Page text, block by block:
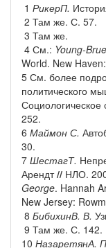
1 РикерП.
2 Там же. С. 57.
3 Там же.
4 См.: Young-
World. New
5 См. более
политического
252.
6 Маймон С.
30.
7 ШестагТ.
Арендт// НЛО.
George. Hannah
New Jersey:
8 БибихинВ. В.
9 Там же. С. 142.
10 НазаретянА. П